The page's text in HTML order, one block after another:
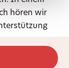
hören wir